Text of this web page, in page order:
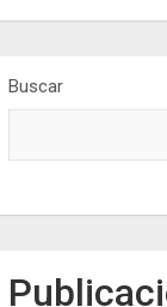
Buscar